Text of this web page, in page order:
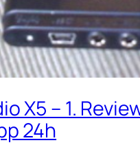
X5 – 1.
24h